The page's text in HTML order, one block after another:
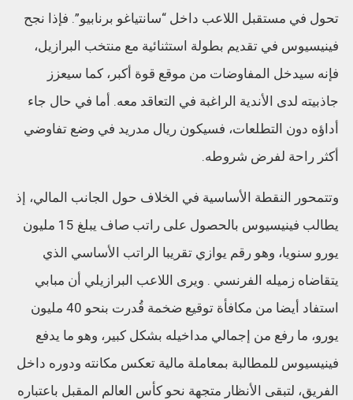
تحول في مستقبل اللاعب داخل “سانتياغو برنابيو”. فإذا نجح
فينيسيوس في تقديم بطولة استثنائية مع منتخب البرازيل،
فإنه سيدخل المفاوضات من موقع قوة أكبر، كما سيعزز
جاذبيته لدى الأندية الراغبة في التعاقد معه. أما في حال جاء
أداؤه دون التطلعات، فسيكون ريال مدريد في وضع تفاوضي
أكثر راحة لفرض شروطه.
وتتمحور النقطة الأساسية في الخلاف حول الجانب المالي، إذ
يطالب فينيسيوس بالحصول على راتب صاف يبلغ 15 مليون
يورو سنويا، وهو رقم يوازي تقريبا الراتب الأساسي الذي
يتقاضاه زميله الفرنسي . ويرى اللاعب البرازيلي أن مبابي
استفاد أيضا من مكافأة توقيع ضخمة قُدرت بنحو 40 مليون
يورو، ما رفع من إجمالي مداخيله بشكل كبير، وهو ما يدفع
فينيسيوس للمطالبة بمعاملة مالية تعكس مكانته ودوره داخل
الفريق، لتبقى الأنظار متجهة نحو كأس العالم المقبل باعتباره